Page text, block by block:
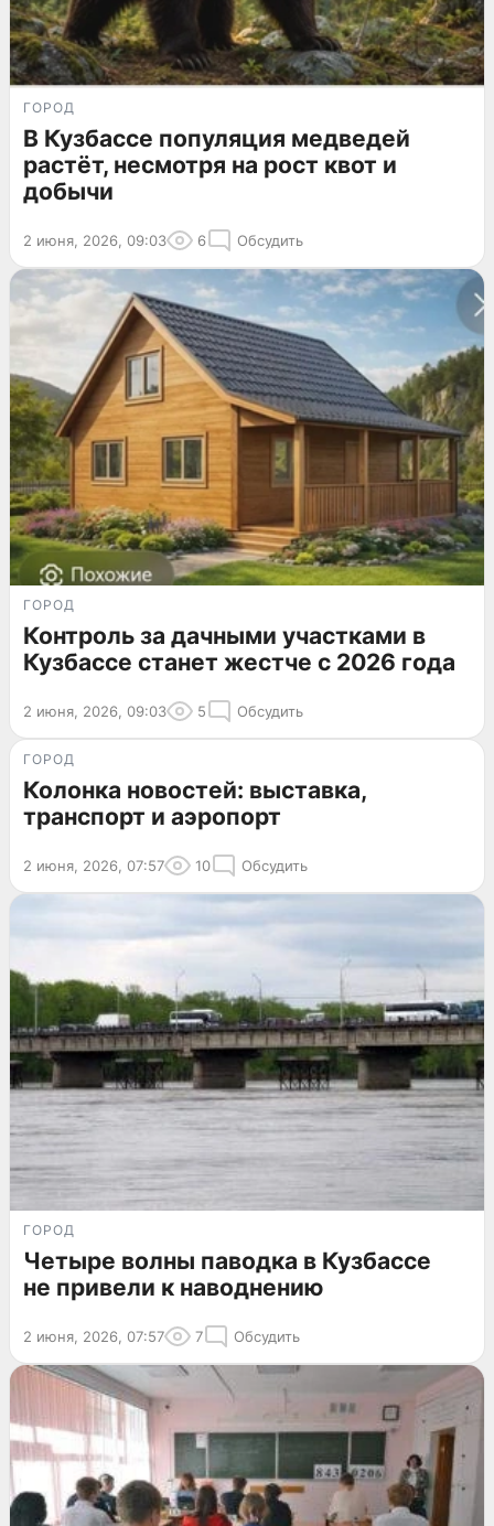
ГОРОД
В Кузбассе популяция медведей
растёт, несмотря на рост квот и
добычи
2 июня, 2026, 09:03 6 Обсудить
ГОРОД
Контроль за дачными участками в
Кузбассе станет жестче с 2026 года
2 июня, 2026, 09:03 5 Обсудить
ГОРОД
Колонка новостей: выставка,
транспорт и аэропорт
2 июня, 2026, 07:57 10 Обсудить
ГОРОД
Четыре волны паводка в Кузбассе
не привели к наводнению
2 июня, 2026, 07:57 7 Обсудить